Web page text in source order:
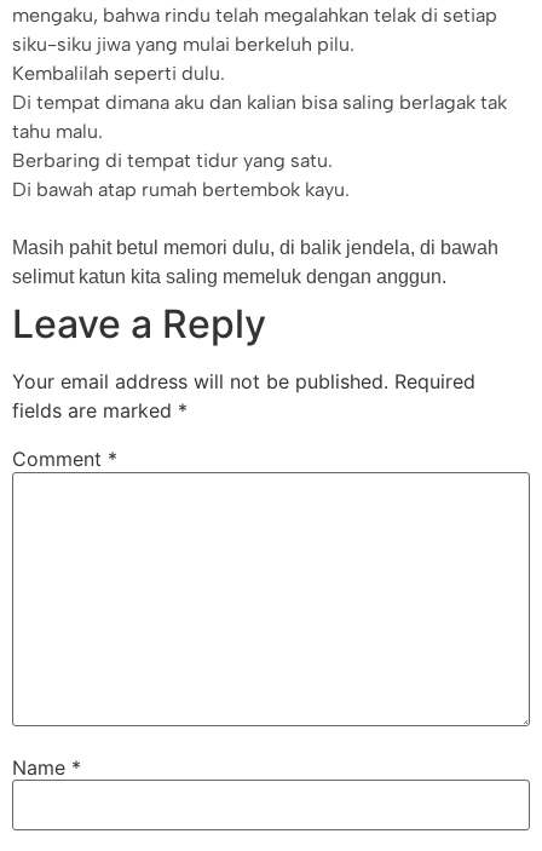
mengaku, bahwa rindu telah megalahkan telak di setiap
siku-siku jiwa yang mulai berkeluh pilu.
Kembalilah seperti dulu.
Di tempat dimana aku dan kalian bisa saling berlagak tak
tahu malu.
Berbaring di tempat tidur yang satu.
Di bawah atap rumah bertembok kayu.
Masih pahit betul memori dulu, di balik jendela, di bawah
selimut katun kita saling memeluk dengan anggun.
Leave a Reply
Your email address will not be published. Required
fields are marked *
Comment *
Name *